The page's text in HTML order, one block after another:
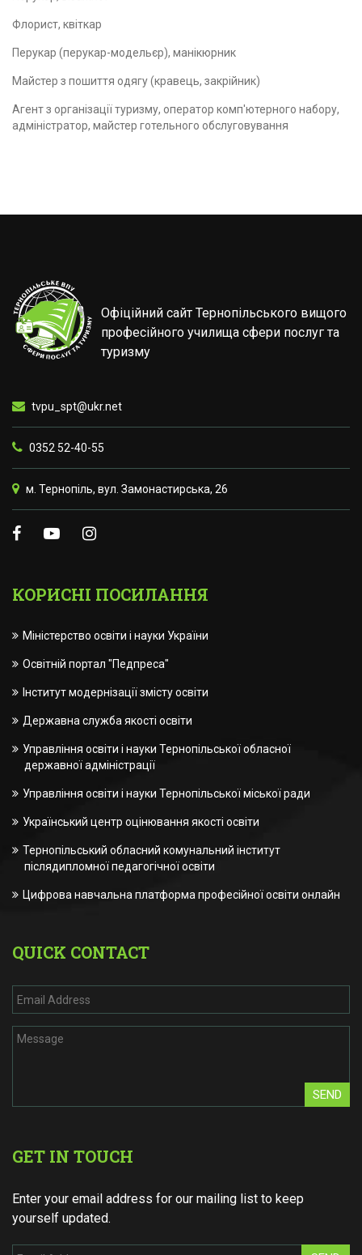
Флорист, квіткар
Перукар (перукар-модельєр), манікюрник
Майстер з пошиття одягу (кравець, закрійник)
Агент з організації туризму, оператор комп'ютерного набору,
адміністратор, майстер готельного обслуговування
Офіційний сайт Тернопільського вищого
професійного училища сфери послуг та
туризму
tvpu_spt@ukr.net
0352 52-40-55
м. Тернопіль, вул. Замонастирська, 26
КОРИСНІ ПОСИЛАННЯ
Міністерство освіти і науки України
Освітній портал "Педпреса"
Інститут модернізації змісту освіти
Державна служба якості освіти
Управління освіти і науки Тернопільської обласної
державної адміністрації
Управління освіти і науки Тернопільської міської ради
Український центр оцінювання якості освіти
Тернопільський обласний комунальний інститут
післядипломної педагогічної освіти
Цифрова навчальна платформа професійної освіти онлайн
QUICK CONTACT
SEND
GET IN TOUCH
Enter your email address for our mailing list to keep
yourself updated.